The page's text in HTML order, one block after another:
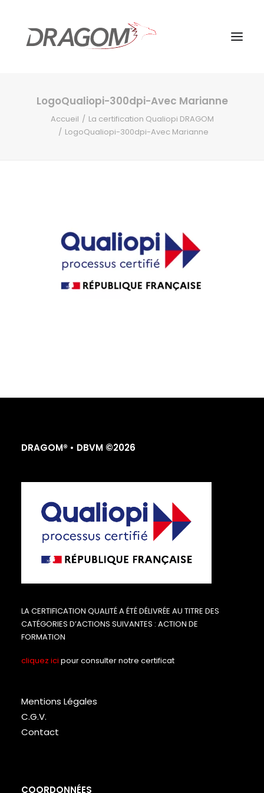
LogoQualiopi-300dpi-Avec Marianne
Accueil
La certification Qualiopi DRAGOM
LogoQualiopi-300dpi-Avec Marianne
DRAGOM® • DBVM ©2026
LA CERTIFICATION QUALITÉ A ÉTÉ DÉLIVRÉE AU TITRE DES
CATÉGORIES D’ACTIONS SUIVANTES : ACTION DE
FORMATION
cliquez ici pour consulter notre certificat
Mentions Légales
C.G.V.
Contact
COORDONNÉES